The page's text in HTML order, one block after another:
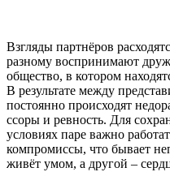
Взгляды партнёров
разному воспринимают
общество, в котором
В результате между
постоянно происходят
ссоры и ревность. Для
условиях паре важно
компромиссы, что бывает
живёт умом, а другой –